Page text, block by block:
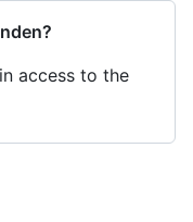
access to the